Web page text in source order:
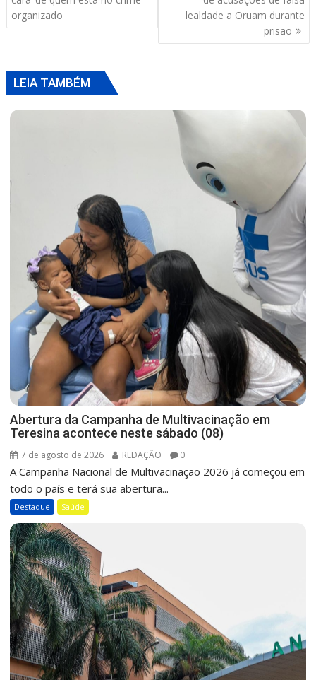
p k
Post
organizado
lealdade a Oruam durante
prisão
LEIA TAMBÉM
Abertura da Campanha de Multivacinação em
Teresina acontece neste sábado (08)
7 de agosto de 2026 REDAÇÃO 0
A Campanha Nacional de Multivacinação 2026 já começou em
todo o país e terá sua abertura...
Destaque Saúde